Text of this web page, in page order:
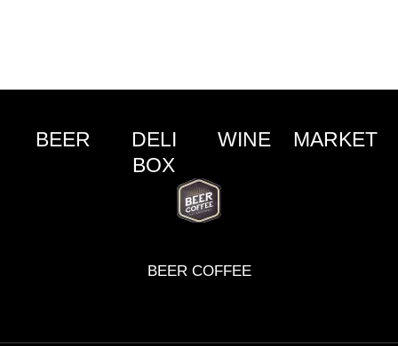
BEER
DELI
BOX
WINE MARKET
BEER COFFEE